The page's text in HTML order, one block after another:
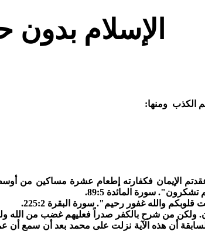
الإسلام
الكذب ومنها:
عقدتم الإيمان فكفارته إطعام عشرة مساكين من
تشكرون". سورة المائدة 89:5
.
قلوبكم والله غفور رحيم". سورة البقرة 225:2
.
ولكن من شرح بالكفر صدراً فعليهم غضب من
أن هذه الآية نزلت على محمد بعد أن سمع أن